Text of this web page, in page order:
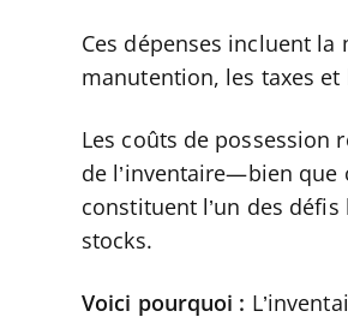
Ces dépenses incluent la
manutention, les taxes
Les coûts de possession
de l’inventaire—bien que
constituent l’un des
stocks.
Voici pourquoi :